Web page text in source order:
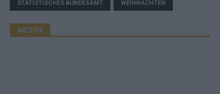
STATISTISCHES BUNDESAMT WEIHNACHTEN
ANZEIGE